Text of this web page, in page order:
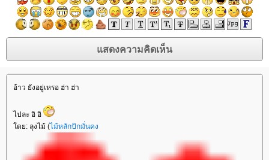
อ้าว ยังอยู่เหรอ ฮ่า ฮ่า
ไปละ อิ อิ
ดย: ลุงไม้ (ไม้หลักปักมั่นคง